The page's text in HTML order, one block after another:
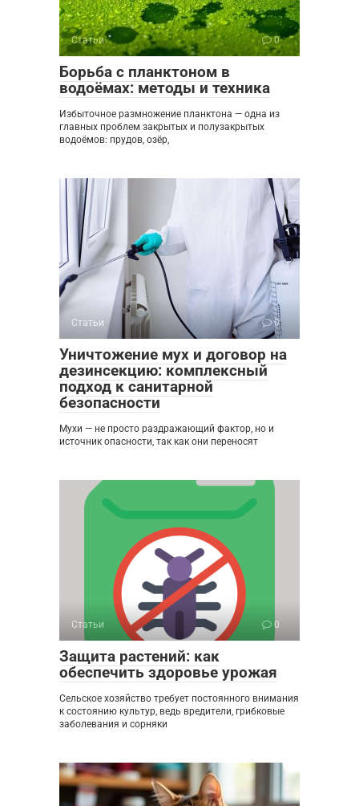
Статьи 0
Борьба с планктоном в
водоёмах: методы и техника
Избыточное размножение планктона — одна из
главных проблем закрытых и полузакрытых
водоёмов: прудов, озёр,
Статьи 0
Уничтожение мух и договор на
дезинсекцию: комплексный
подход к санитарной
безопасности
Мухи — не просто раздражающий фактор, но и
источник опасности, так как они переносят
Статьи 0
Защита растений: как
обеспечить здоровье урожая
Сельское хозяйство требует постоянного внимания
к состоянию культур, ведь вредители, грибковые
заболевания и сорняки